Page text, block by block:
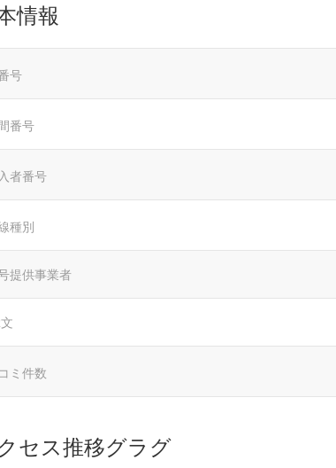
情報
号
番号
者番号
種別
提供事業者
ミ件数
セス推移グラグ